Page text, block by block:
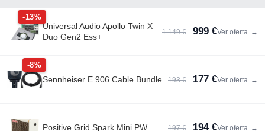
-13%
Universal Audio Apollo Twin X
Duo Gen2 Ess+
1.149 € 999 €Ver oferta →
-8%
Sennheiser E 906 Cable Bundle 193 € 177 €Ver oferta →
Positive Grid Spark Mini PW 197 € 194 €Ver oferta →